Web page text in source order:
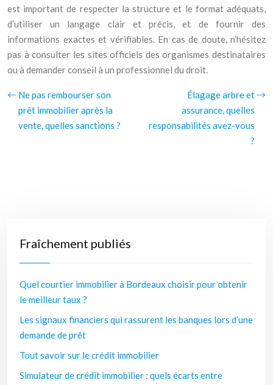
est important de respecter la structure et le format adéquats,
d’utiliser un langage clair et précis, et de fournir des
informations exactes et vérifiables. En cas de doute, n’hésitez
pas à consulter les sites officiels des organismes destinataires
ou à demander conseil à un professionnel du droit.
Ne pas rembourser son
prêt immobilier après la
vente, quelles sanctions ?
Élagage arbre et
assurance, quelles
responsabilités avez-vous
?
Fraîchement publiés
Quel courtier immobilier à Bordeaux choisir pour obtenir
le meilleur taux ?
Les signaux financiers qui rassurent les banques lors d’une
demande de prêt
Tout savoir sur le crédit immobilier
Simulateur de crédit immobilier : quels écarts entre